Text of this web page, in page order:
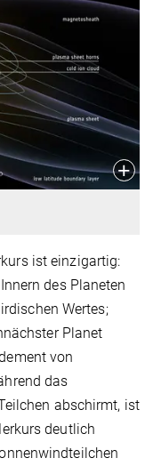
ist einzigartig:
des Planeten
Wertes;
Planet
von
das
abschirmt, ist
deutlich